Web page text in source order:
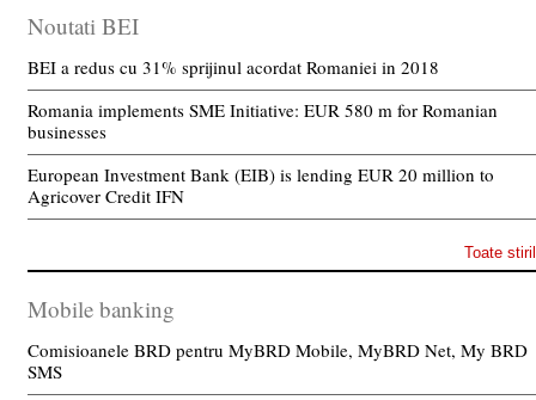
Noutati BEI
BEI a redus cu 31% sprijinul acordat Romaniei in 2018
Romania implements SME Initiative: EUR 580 m for Romanian
businesses
European Investment Bank (EIB) is lending EUR 20 million to
Agricover Credit IFN
Toate
Mobile banking
Comisioanele BRD pentru MyBRD Mobile, MyBRD Net, My BRD
SMS